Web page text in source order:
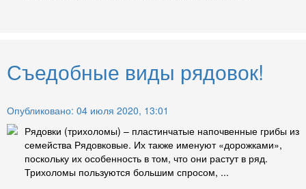
Съедобные виды рядовок!
Опубликовано: 04 июля 2020, 13:01
Рядовки (трихоломы) – пластинчатые напочвенные грибы из
семейства Рядовковые. Их также именуют «дорожками»,
поскольку их особенность в том, что они растут в ряд.
Трихоломы пользуются большим спросом, ...